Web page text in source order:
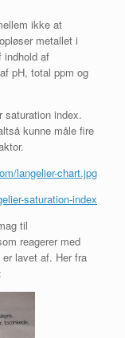
ikke at
metallet i
indhold af
pH, total ppm og
saturation index.
kunne måle fire
langelier-chart.jpg
saturation-index
til
reagerer med
lavet af. Her fra